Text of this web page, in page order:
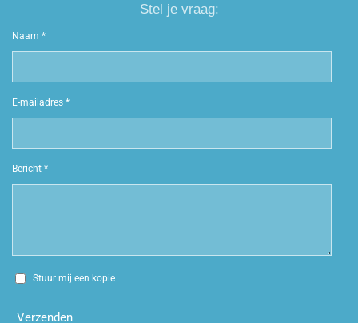
Stel je vraag:
Naam *
E-mailadres *
Bericht *
Stuur mij een kopie
Verzenden